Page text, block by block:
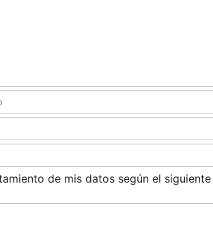
de mis datos según el siguiente